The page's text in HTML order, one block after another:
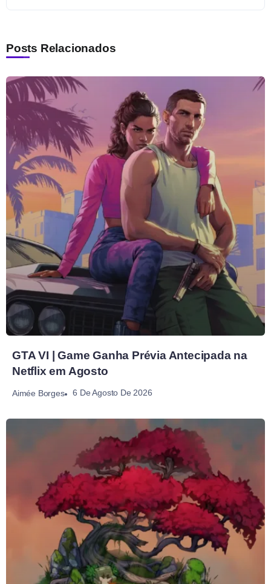
Posts Relacionados
GTA VI | Game Ganha Prévia Antecipada na
Netflix em Agosto
Aimée Borges 6 De Agosto De 2026